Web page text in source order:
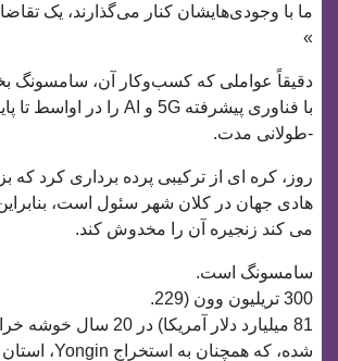
ما با وجودی‌هایشان کنار می‌گذارند، یک
»
دقیقاً عواملی که کسب‌وکار آن، سامسونگ
با فناوری پیشرفته 5G و AI را در اواسط تا پایان ناقص می‌کند.
-طولانی مدت.
روز، کره ای از ترکیبی پرده برداری کرد که
هادی جهان در کلان شهر سئول است، بنابراین
می کند زنجیره آن را مخدوش کند.
سامسونگ است.
300 تریلیون وون (229.
81 میلیارد دلار آمریکا) در